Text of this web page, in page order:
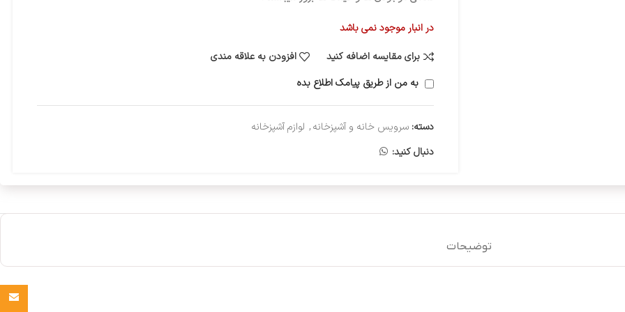
در انبار موجود نمی باشد
برای مقایسه اضافه کنید
افزودن به علاقه مندی
به من از طریق پیامک اطلاع بده
دسته: سرویس خانه و آشپزخانه, لوازم آشپزخانه
دنبال کنید:
توضیحات
Email